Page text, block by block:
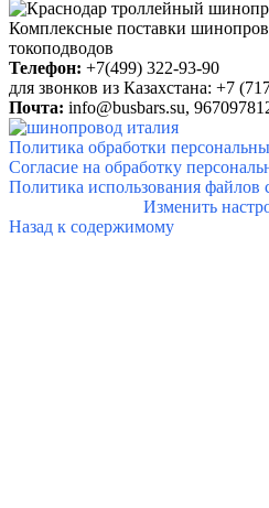
Комплексные поставки
токоподводов
Телефон: +7(499) 322-93-90
для звонков из Казахстана: +7
Почта: info@busbars.su,
Политика обработки
Согласие на обработку
Политика использования файлов
Изменить
Назад к содержимому